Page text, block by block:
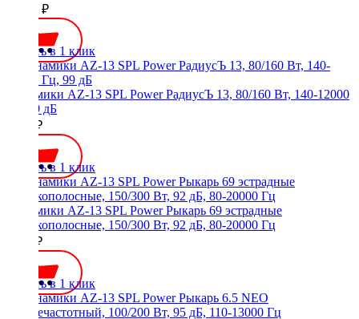
10450 ₽
Купить в 1 клик
Динамики AZ-13 SPL Power РадиусЪ 13, 80/160 Вт, 140-12000
Гц, 99 дБ
3000 ₽
Купить в 1 клик
Динамики AZ-13 SPL Power Рыкарь 69 эстрадные
широкополосные, 150/300 Вт, 92 дБ, 80-20000 Гц
5800 ₽
Купить в 1 клик